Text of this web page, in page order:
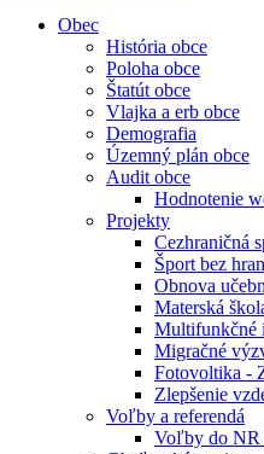
Obec
História obce
Poloha obce
Štatút obce
Vlajka a erb obce
Demografia
Územný plán obce
Audit obce
Hodnotenie
Projekty
Cezhraničná
Šport bez
Obnova
Materská
Multifunkčné
Migračné
Fotovoltika -
Zlepšenie
Voľby a referendá
Voľby do NR